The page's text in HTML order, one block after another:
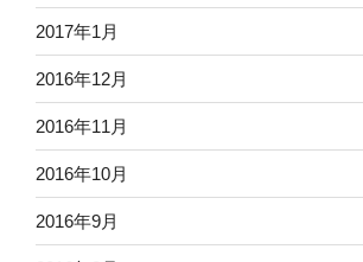
2017年1月
2016年12月
2016年11月
2016年10月
2016年9月